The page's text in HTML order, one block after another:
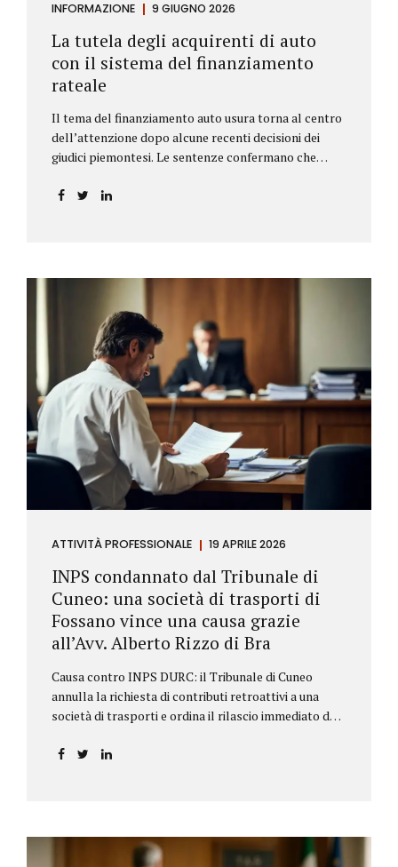
INFORMAZIONE 9 GIUGNO 2026
La tutela degli acquirenti di auto
con il sistema del finanziamento
rateale
Il tema del finanziamento auto usura torna al centro
dell’attenzione dopo alcune recenti decisioni dei
giudici piemontesi. Le sentenze confermano che
incidere sul calcolo del tasso effettivo e aprire la
ATTIVITÀ PROFESSIONALE 19 APRILE 2026
INPS condannato dal Tribunale di
Cuneo: una società di trasporti di
Fossano vince una causa grazie
all’Avv. Alberto Rizzo di Bra
Causa contro INPS DURC: il Tribunale di Cuneo
annulla la richiesta di contributi retroattivi a una
società di trasporti e ordina il rilascio immediato del